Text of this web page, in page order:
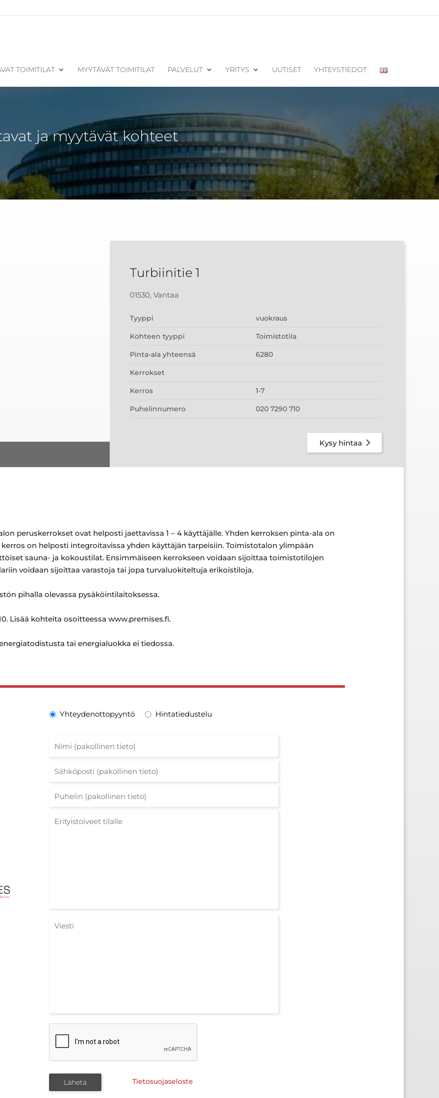
TOIMITILAT MYYTÄVÄT TOIMITILAT PALVELUT YRITYS UUTISET YHTEYSTIEDOT
ja myytävät kohteet
Turbiinitie 1
01530, Vantaa
Tyyppi vuokraus
Kohteen tyyppi Toimistotila
Pinta-ala yhteensä 6280
Kerrokset
Kerros 1-7
Puhelinnumero 020 7290 710
Kysy hintaa
peruskerrokset ovat helposti jaettavissa 1 – 4 käyttäjälle. Yhden kerroksen pinta-ala on
on helposti integroitavissa yhden käyttäjän tarpeisiin. Toimistotalon ylimpään
sauna- ja kokoustilat. Ensimmäiseen kerrokseen voidaan sijoittaa toimistotilojen
voidaan sijoittaa varastoja tai jopa turvaluokiteltuja erikoistiloja.
pihalla olevassa pysäköintilaitoksessa.
Lisää kohteita osoitteessa www.premises.fi.
tai energialuokka ei tiedossa.
Yhteydenottopyyntö Hintatiedustelu
Tietosuojaseloste